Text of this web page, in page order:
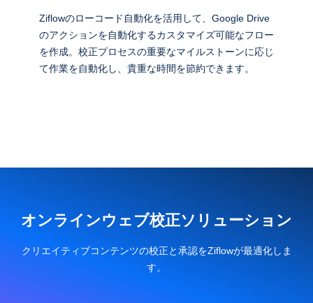
Ziflowのローコード自動化を活用して、Google Drive
のアクションを自動化するカスタマイズ可能なフロー
を作成。校正プロセスの重要なマイルストーンに応じ
て作業を自動化し、貴重な時間を節約できます。
オンラインウェブ校正ソリューション
クリエイティブコンテンツの校正と承認をZiflowが最適化しま
す。